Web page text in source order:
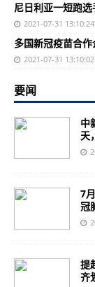
尼日利亚一短跑
2021-07-31 13:10:24
多国新冠疫苗合
2021-07-31 13:10:02
要闻
中
天
7
冠
提
齐